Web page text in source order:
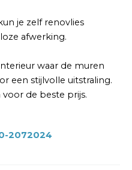
je zelf renovlies
afwerking.
waar de muren
een stijlvolle uitstraling.
voor de beste prijs.
2072024